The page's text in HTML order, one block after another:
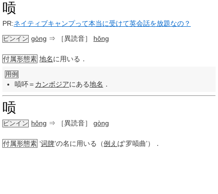
唝
PR:ネイティブキャンプって本当に受けて英会話を放題なの？
ピンイン gòng ⇒ ［異読音］ hǒng
付属形態素 地名に用いる．
用例
唝吥＝ カンボジアにある地名 ．
唝
ピンイン hǒng ⇒ ［異読音］ gòng
付属形態素 ‘词牌’の名に用いる（例え ば‘罗唝曲’）．